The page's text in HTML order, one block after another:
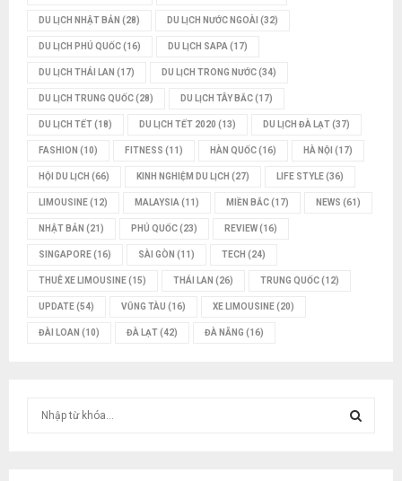
DU LỊCH NHẬT BẢN (28) DU LỊCH NƯỚC NGOÀI (32)
DU LỊCH PHÚ QUỐC(16) DU LỊCH SAPA (17)
DU LỊCH THÁI LAN (17) DU LỊCH TRONG NƯỚC(34)
DU LỊCH TRUNG QUỐC(28) DU LỊCH TÂY BẮC(17)
DU LỊCH TẾT(18) DU LỊCH TẾT 2020 (13) DU LỊCH ĐÀ LẠT(37)
FASHION (10) FITNESS (11) HÀN QUỐC(16) HÀ NỘI (17)
HỘI DU LỊCH (66) KINH NGHIỆM DU LỊCH (27) LIFE STYLE(36)
LIMOUSINE(12) MALAYSIA (11) MIỀN BẮC(17) NEWS (61)
NHẬT BẢN (21) PHÚ QUỐC(23) REVIEW(16)
SINGAPORE(16) SÀI GÒN (11) TECH (24)
THUÊ XE LIMOUSINE(15) THÁI LAN (26) TRUNG QUỐC(12)
UPDATE(54) VŨNG TÀU (16) XE LIMOUSINE(20)
ĐÀI LOAN (10) ĐÀ LẠT(42) ĐÀ NẴNG (16)